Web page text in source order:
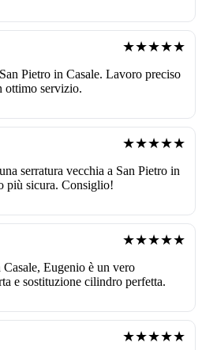
★★★★★
Pietro in Casale. Lavoro preciso
ottimo servizio.
★★★★★
serratura vecchia a San Pietro in
più sicura. Consiglio!
★★★★★
Eugenio è un vero
e sostituzione cilindro perfetta.
★★★★★